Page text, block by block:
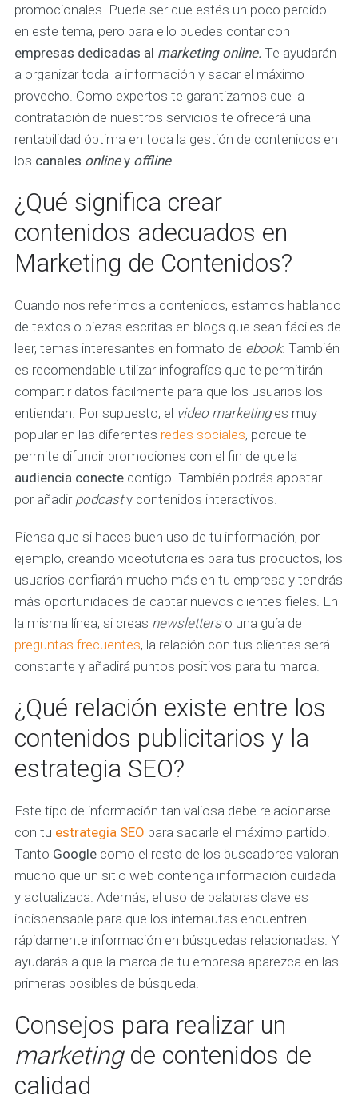
promocionales. Puede ser que estés un poco perdido
en este tema, pero para ello puedes contar con
empresas dedicadas al marketing online. Te ayudarán
a organizar toda la información y sacar el máximo
provecho. Como expertos te garantizamos que la
contratación de nuestros servicios te ofrecerá una
rentabilidad óptima en toda la gestión de contenidos en
los canales onliney offline.
¿Qué significa crear
contenidos adecuados en
Marketing de Contenidos?
Cuando nos referimos a contenidos, estamos hablando
de textos o piezas escritas en blogs que sean fáciles de
leer, temas interesantes en formato de ebook. También
es recomendable utilizar infografías que te permitirán
compartir datos fácilmente para que los usuarios los
entiendan. Por supuesto, el video marketinges muy
popular en las diferentes redes sociales, porque te
permite difundir promociones con el fin de que la
audiencia conecte contigo. También podrás apostar
por añadir podcasty contenidos interactivos.
Piensa que si haces buen uso de tu información, por
ejemplo, creando videotutoriales para tus productos, los
usuarios confiarán mucho más en tu empresa y tendrás
más oportunidades de captar nuevos clientes fieles. En
la misma línea, si creas newsletterso una guía de
preguntas frecuentes, la relación con tus clientes será
constante y añadirá puntos positivos para tu marca.
¿Qué relación existe entre los
contenidos publicitarios y la
estrategia SEO?
Este tipo de información tan valiosa debe relacionarse
con tu estrategia SEO para sacarle el máximo partido.
Tanto Googlecomo el resto de los buscadores valoran
mucho que un sitio web contenga información cuidada
y actualizada. Además, el uso de palabras clave es
indispensable para que los internautas encuentren
rápidamente información en búsquedas relacionadas. Y
ayudarás a que la marca de tu empresa aparezca en las
primeras posibles de búsqueda.
Consejos para realizar un
marketingde contenidos de
calidad